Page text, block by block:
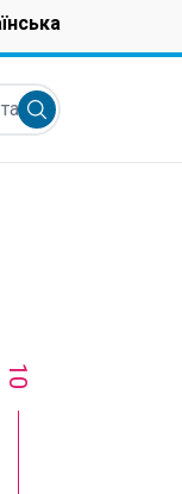
Submit search
10